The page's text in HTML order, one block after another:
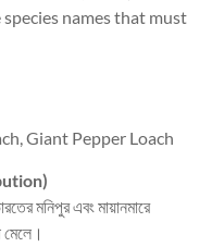
names that must
Giant Pepper Loach
মনিপুর এবং মায়ানমারে